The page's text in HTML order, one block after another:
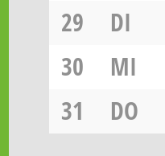
29
DI
30
MI
31
DO